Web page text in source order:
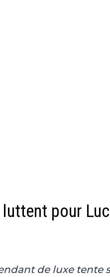
pour
de luxe tente